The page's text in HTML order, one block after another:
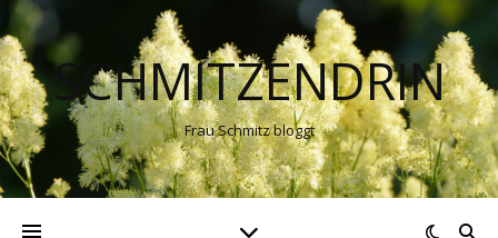
SCHMITZENDRIN
Frau Schmitz bloggt